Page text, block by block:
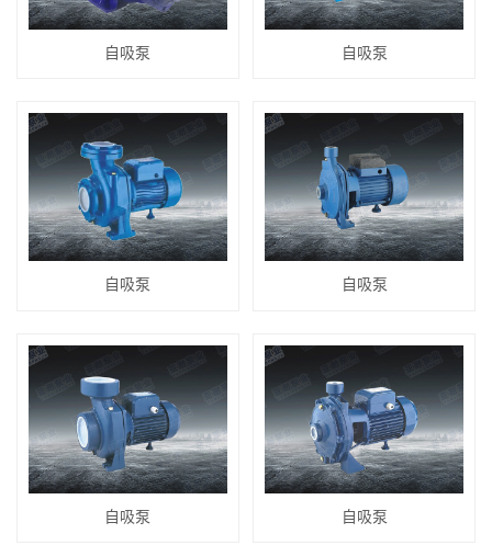
自吸泵 自吸泵
自吸泵 自吸泵
自吸泵 自吸泵